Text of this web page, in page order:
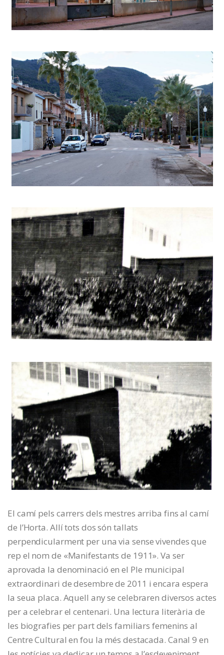
El camí pels carrers dels mestres arriba fins al camí
de l’Horta. Allí tots dos són tallats
perpendicularment per una via sense vivendes que
rep el nom de «Manifestants de 1911». Va ser
aprovada la denominació en el Ple municipal
extraordinari de desembre de 2011 i encara espera
la seua placa. Aquell any se celebraren diversos actes
per a celebrar el centenari. Una lectura literària de
les biografies per part dels familiars femenins al
Centre Cultural en fou la més destacada. Canal 9 en